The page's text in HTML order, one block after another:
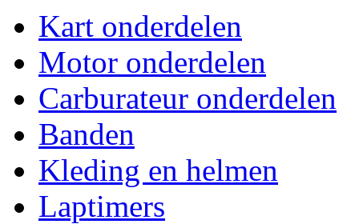
Kart onderdelen
Motor onderdelen
Carburateur onderdelen
Banden
Kleding en helmen
Laptimers